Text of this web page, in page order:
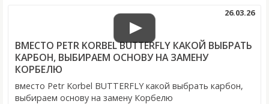
ВМЕСТО PETR KORBEL BUTTERFLY КАКОЙ ВЫБРАТЬ
КАРБОН, ВЫБИРАЕМ ОСНОВУ НА ЗАМЕНУ
КОРБЕЛЮ
26.03.26
вместо Petr Korbel BUTTERFLY какой выбрать карбон,
выбираем основу на замену Корбелю